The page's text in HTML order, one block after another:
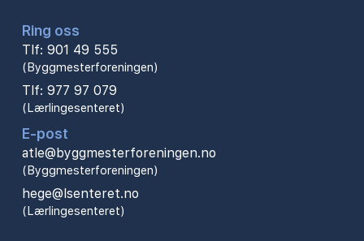
Ring oss
Tlf: 901 49 555
(Byggmesterforeningen)
Tlf: 977 97 079
(Lærlingesenteret)
E-post
atle@byggmesterforeningen.no
(Byggmesterforeningen)
hege@lsenteret.no
(Lærlingesenteret)